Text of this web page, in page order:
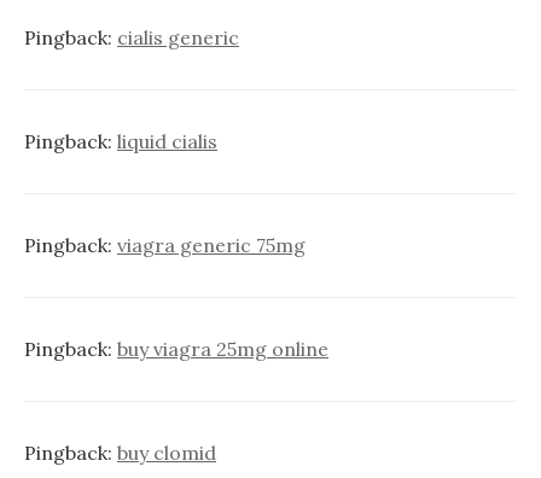
Pingback: cialis generic
Pingback: liquid cialis
Pingback: viagra generic 75mg
Pingback: buy viagra 25mg online
Pingback: buy clomid